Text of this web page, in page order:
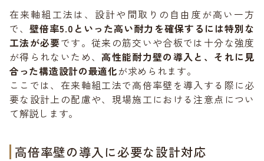
在来軸組工法は、設計や間取りの自由度が高い一方
で、壁倍率5.0といった高い耐力を確保するには特別な
工法が必要です。従来の筋交いや合板では十分な強度
が得られないため、高性能耐力壁の導入と、それに見
合った構造設計の最適化が求められます。
ここでは、在来軸組工法で高倍率壁を導入する際に必
要な設計上の配慮や、現場施工における注意点につい
て解説します。
高倍率壁の導入に必要な設計対応